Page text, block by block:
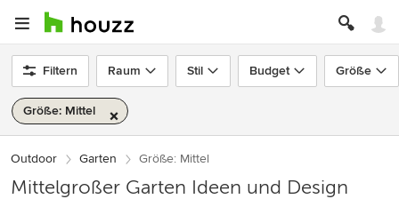
Filtern Raum Stil Budget Größe
Größe: Mittel
Outdoor Garten Größe: Mittel
Mittelgroßer Garten Ideen und Design